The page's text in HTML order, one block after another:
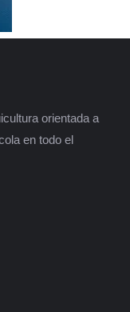
orientada a
en todo el